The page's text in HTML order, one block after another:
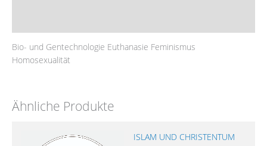
Bio- und Gentechnologie Euthanasie Feminismus
Homosexualität
Ähnliche Produkte
ISLAM UND CHRISTENTUM
Dieses